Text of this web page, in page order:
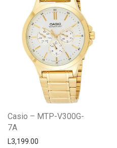
Casio – MTP-V300G-
7A
L3,199.00